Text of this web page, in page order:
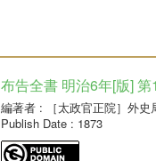
布告全書 明治6年[版] 第
編著者 : ［太政官正院］外史
Publish Date : 1873